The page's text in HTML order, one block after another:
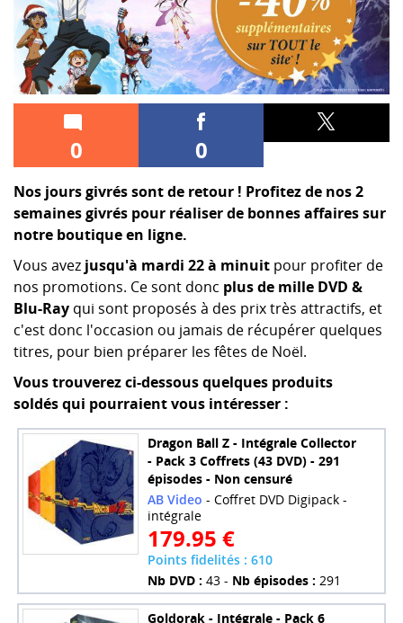
0 0
Nos jours givrés sont de retour ! Profitez de nos 2
semaines givrés pour réaliser de bonnes affaires sur
notre boutique en ligne.
Vous avez jusqu'à mardi 22 à minuit pour profiter de
nos promotions. Ce sont donc plus de mille DVD &
Blu-Ray qui sont proposés à des prix très attractifs, et
c'est donc l'occasion ou jamais de récupérer quelques
titres, pour bien préparer les fêtes de Noël.
Vous trouverez ci-dessous quelques produits
soldés qui pourraient vous intéresser :
Dragon Ball Z - Intégrale Collector
- Pack 3 Coffrets (43 DVD) - 291
épisodes - Non censuré
AB Video - Coffret DVD Digipack -
intégrale
179.95 €
Points fidelités : 610
Nb DVD : 43 - Nb épisodes : 291
Goldorak - Intégrale - Pack 6